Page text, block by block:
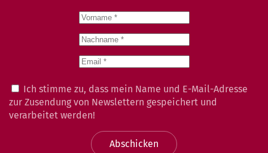
Ich stimme zu, dass mein Name und E-Mail-Adresse
zur Zusendung von Newslettern gespeichert und
verarbeitet werden!
Abschicken